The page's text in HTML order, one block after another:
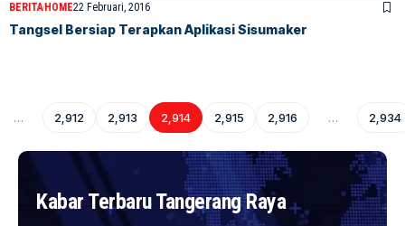
BERITAHOME22 Februari, 2016
Tangsel Bersiap Terapkan Aplikasi Sisumaker
… 2,912 2,913 2,914 2,915 2,916 … 2,934
Kabar Terbaru Tangerang Raya